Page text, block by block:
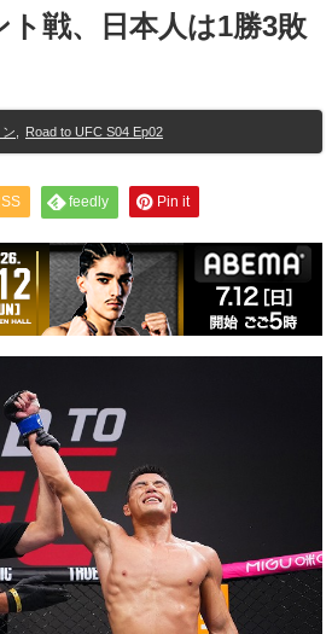
戦、日本人は1勝3敗
Road to UFC S04 Ep02
feedly Pin it